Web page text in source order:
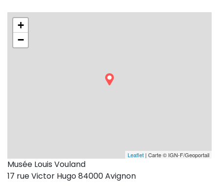
+
−
Leaflet | Carte © IGN-F/Geoportail
Musée Louis Vouland
17 rue Victor Hugo 84000 Avignon